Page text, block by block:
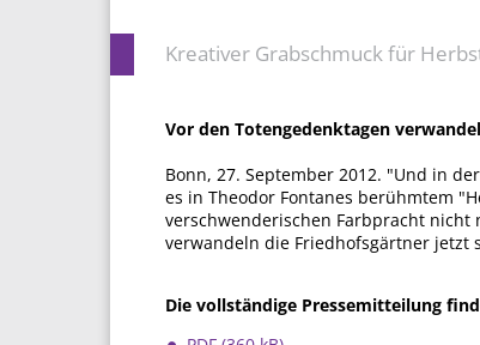
Kreativer Grabschmuck für
Vor den Totengedenktagen
Bonn, 27. September 2012. "Und in
es in Theodor Fontanes berühmtem
verschwenderischen Farbpracht nicht
verwandeln die Friedhofsgärtner jetzt
Die vollständige Pressemitteilung